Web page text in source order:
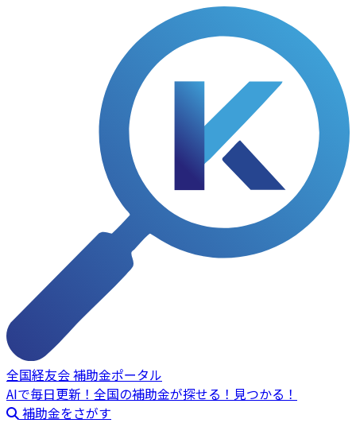
全国経友会 補助金ポータル
AIで毎日更新！全国の補助金が探せる！見つかる！
補助金をさがす